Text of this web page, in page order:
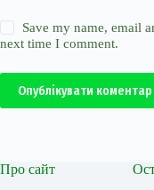
Save my name, email
next time I comment.
Опублікувати коментар
Про сайт